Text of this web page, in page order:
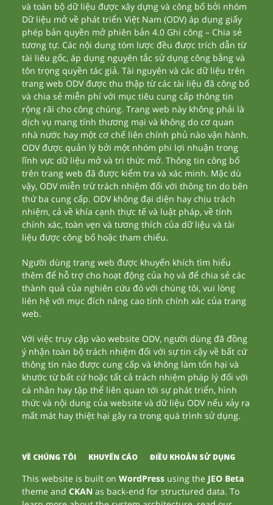
và toàn bộ dữ liệu được xây dựng và công bố bởi nhóm
Dữ liệu mở về phát triển Việt Nam (ODV) áp dụng giấy
phép bản quyền mở phiên bản 4.0 Ghi công – Chia sẻ
tương tự. Các nội dung tóm lược đều được trích dẫn từ
tài liêu gốc, áp dụng nguyên tắc sử dụng công bằng và
tôn trọng quyền tác giả. Tài nguyên và các dữ liệu trên
trang web ODV được thu thập từ các tài liệu đã công bố
và chia sẻ miễn phí với mục tiêu cung cấp thông tin
rộng rãi cho công chúng. Trang web này không phải là
dịch vụ mang tính thương mại và không do cơ quan
nhà nước hay một cơ chế liên chính phủ nào vận hành.
ODV được quản lý bởi một nhóm phi lợi nhuận trong
lĩnh vực dữ liệu mở và tri thức mở. Thông tin công bố
trên trang web đã được kiểm tra và xác minh. Mặc dù
vậy, ODV miễn trừ trách nhiệm đối với thông tin do bên
thứ ba cung cấp. ODV không đại diện hay chịu trách
nhiệm, cả về khía cạnh thực tế và luật pháp, về tính
chính xác, toàn vẹn và tương thích của dữ liệu và tài
liệu được công bố hoặc tham chiếu.
Người dùng trang web được khuyến khích tìm hiểu
thêm để hỗ trợ cho hoạt động của họ và để chia sẻ các
thành quả của nghiên cứu đó với chúng tôi, vui lòng
liên hệ với mục đích nâng cao tính chính xác của trang
web.
Với việc truy cập vào website ODV, người dùng đã đồng
ý nhận toàn bộ trách nhiệm đối với sự tin cậy về bất cứ
thông tin nào được cung cấp và không làm tổn hại và
khước từ bất cứ hoặc tất cả trách nhiệm pháp lý đối với
cá nhân hay tập thể liên quan tới sự phát triển, hình
thức và nội dung của website và dữ liệu ODV nếu xảy ra
mất mát hay thiệt hại gây ra trong quá trình sử dụng.
VỀ CHÚNG TÔI KHUYẾN CÁO ĐIỀU KHOẢN SỬ DỤNG
This website is built onWordPress using the JEO Beta
theme andCKAN as back-end for structured data. To